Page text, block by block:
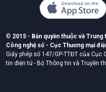
© 2015 - Bản quyền thuộc về
Công nghệ số - Cục Thương mại
Giấy phép số 147/GP-TTĐT của
tin điện tử - Bộ Thông tin và Truyền